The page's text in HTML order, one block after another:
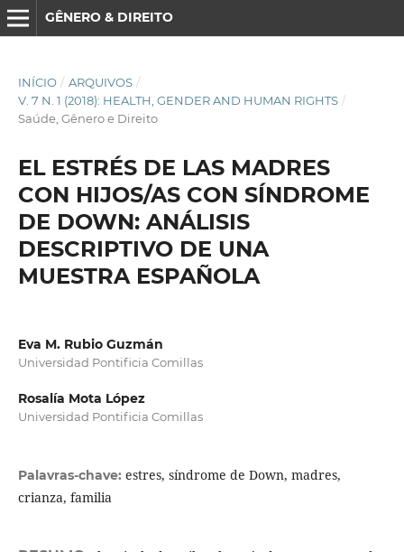
GÊNERO & DIREITO
INÍCIO / ARQUIVOS /
V. 7 N. 1 (2018): HEALTH, GENDER AND HUMAN RIGHTS /
Saúde, Gênero e Direito
EL ESTRÉS DE LAS MADRES
CON HIJOS/AS CON SÍNDROME
DE DOWN: ANÁLISIS
DESCRIPTIVO DE UNA
MUESTRA ESPAÑOLA
Eva M. Rubio Guzmán
Universidad Pontificia Comillas
Rosalía Mota López
Universidad Pontificia Comillas
Palavras-chave: estres, síndrome de Down, madres,
crianza, familia